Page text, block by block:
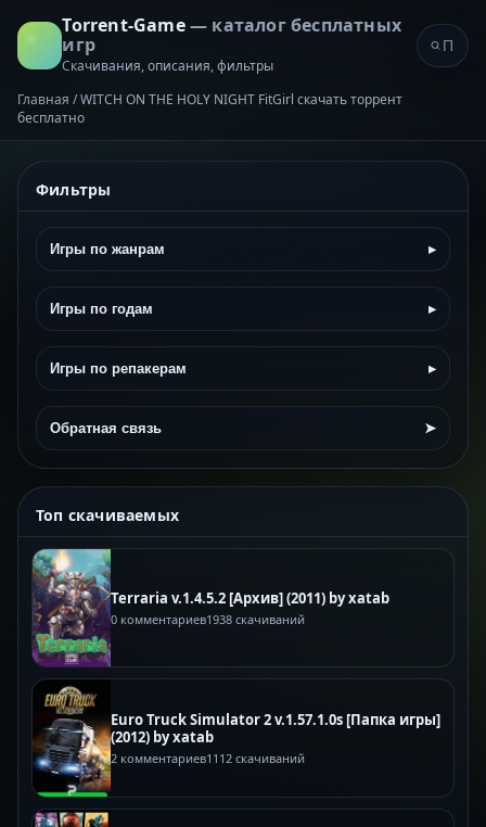
Torrent-Game— каталог бесплатных
игр
Скачивания, описания, фильтры
Главная /WITCH ON THE HOLY NIGHT FitGirl скачать торрент
бесплатно
Фильтры
Игры по жанрам ▸
Игры по годам ▸
Игры по репакерам ▸
Обратная связь ➤
Топ скачиваемых
Terraria v.1.4.5.2 [Архив] (2011) by xatab
0 комментариев1938 скачиваний
Euro Truck Simulator 2 v.1.57.1.0s [Папка игры]
(2012) by xatab
2 комментариев1112 скачиваний